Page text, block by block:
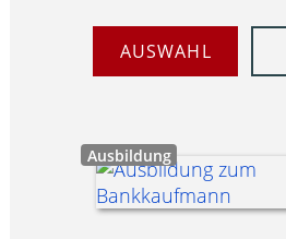
AUSWAHL
Ausbildung